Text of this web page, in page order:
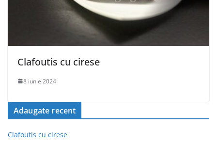
Clafoutis cu cirese
8 iunie 2024
Adaugate recent
Clafoutis cu cirese